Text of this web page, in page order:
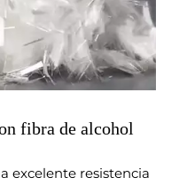
fibra de alcohol
excelente resistencia